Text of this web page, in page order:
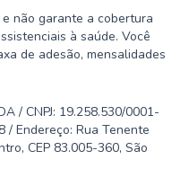
não garante a cobertura
à saúde. Você
de adesão, mensalidades
/ CNPJ: 19.258.530/0001-
/ Endereço: Rua Tenente
CEP 83.005-360, São